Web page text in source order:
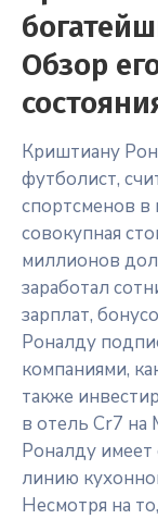
Обзор
Криштиану
футболист,
спортсменов в
совокупная
миллионов
заработал
зарплат,
Роналду
компаниями,
также
в отель Cr7 на
Роналду
линию
Несмотря на